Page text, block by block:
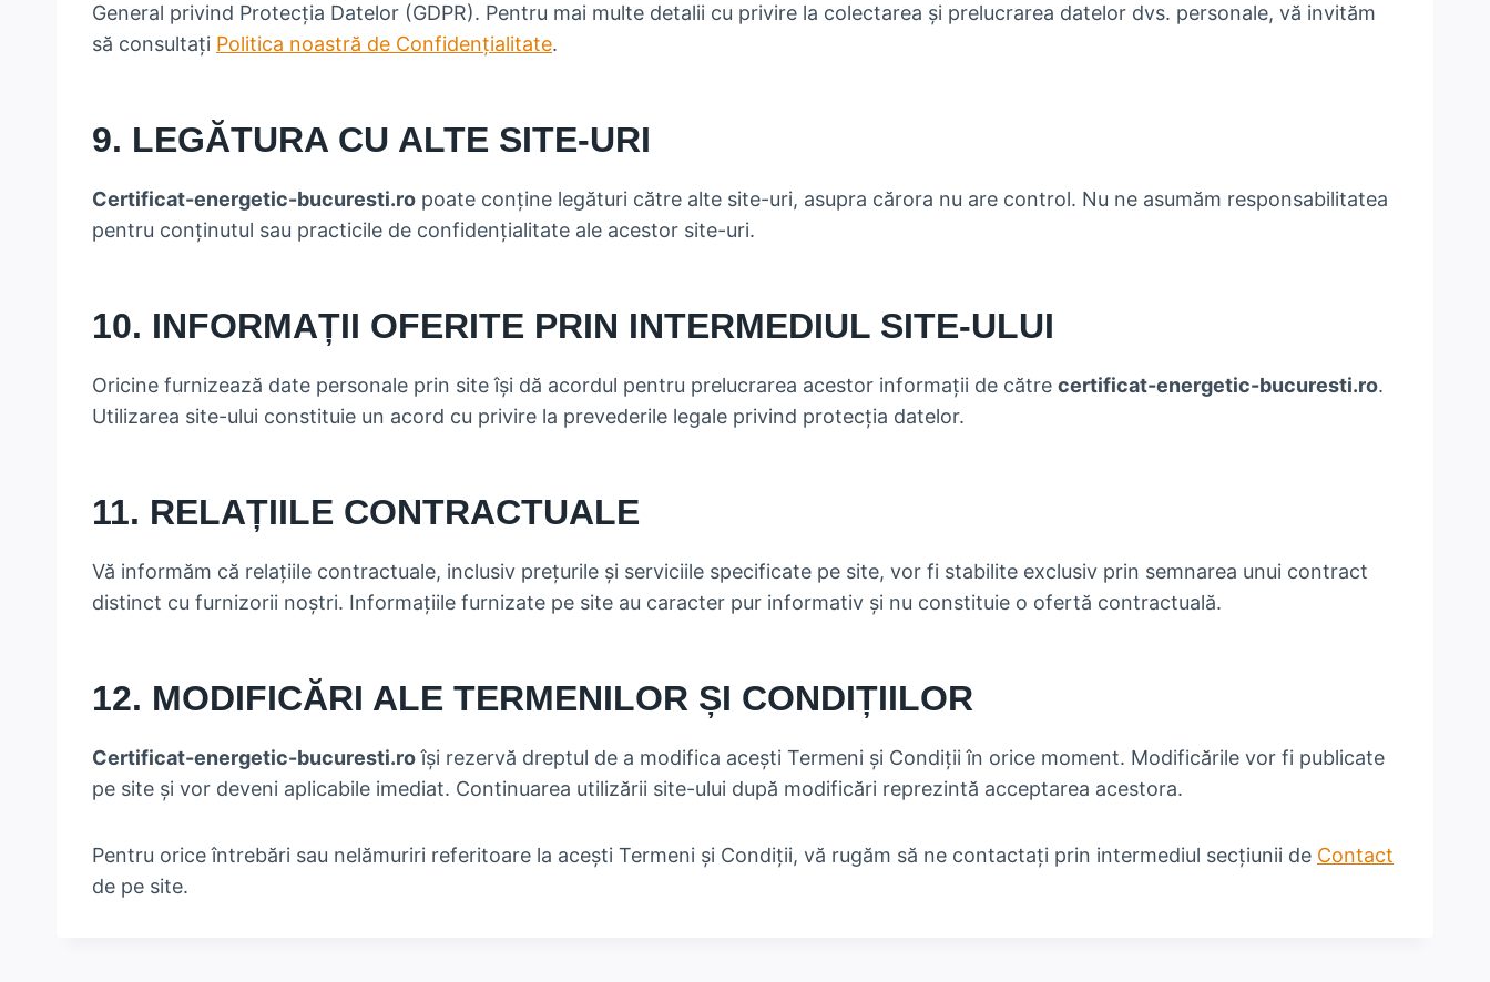
General privind Protecția Datelor (GDPR). Pentru mai multe detalii cu privire la colectarea și prelucrarea datelor dvs. personale, vă invităm
să consultați Politica noastră de Confidențialitate.
9. LEGĂTURA CU ALTE SITE-URI
Certificat-energetic-bucuresti.ro poate conține legături către alte site-uri, asupra cărora nu are control. Nu ne asumăm responsabilitatea
pentru conținutul sau practicile de confidențialitate ale acestor site-uri.
10. INFORMAȚII OFERITE PRIN INTERMEDIUL SITE-ULUI
Oricine furnizează date personale prin site își dă acordul pentru prelucrarea acestor informații de către certificat-energetic-bucuresti.ro.
Utilizarea site-ului constituie un acord cu privire la prevederile legale privind protecția datelor.
11. RELAȚIILE CONTRACTUALE
Vă informăm că relațiile contractuale, inclusiv prețurile și serviciile specificate pe site, vor fi stabilite exclusiv prin semnarea unui contract
distinct cu furnizorii noștri. Informațiile furnizate pe site au caracter pur informativ și nu constituie o ofertă contractuală.
12. MODIFICĂRI ALE TERMENILOR ȘI CONDIȚIILOR
Certificat-energetic-bucuresti.roîși rezervă dreptul de a modifica acești Termeni și Condiții în orice moment. Modificările vor fi publicate
pe site și vor deveni aplicabile imediat. Continuarea utilizării site-ului după modificări reprezintă acceptarea acestora.
Pentru orice întrebări sau nelămuriri referitoare la acești Termeni și Condiții, vă rugăm să ne contactați prin intermediul secțiunii de Contact
de pe site.